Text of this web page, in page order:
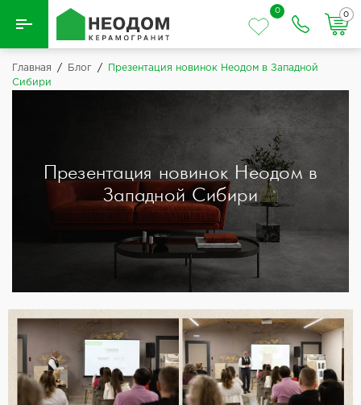
Назад
Керамогранит
0
0
Главная / Блог /
Презентация новинок Неодом в Западной
Сибири
Презентация новинок Неодом в
Западной Сибири